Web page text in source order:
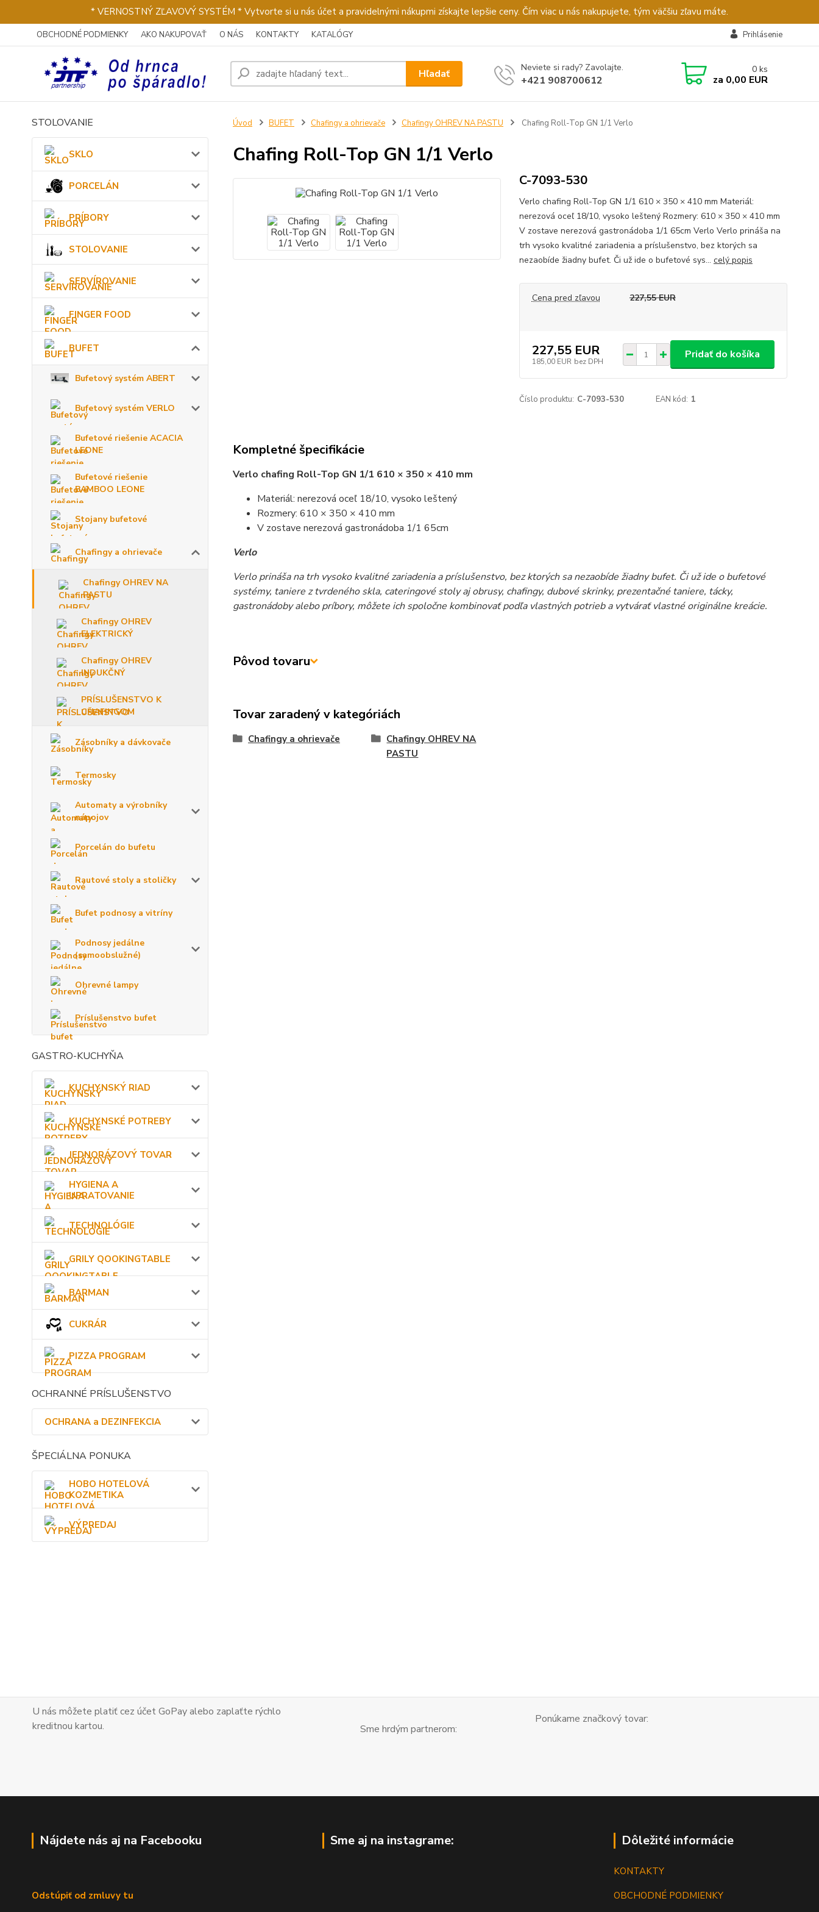
* VERNOSTNÝ ZĽAVOVÝ SYSTÉM * Vytvorte si u nás účet a pravidelnými nákupmi získajte lepšie ceny. Čím viac u nás nakupujete, tým väčšiu zľavu máte.
OBCHODNÉ PODMIENKY AKO NAKUPOVAŤ O NÁS KONTAKTY KATALÓGY Prihlásenie
Hľadať Neviete si rady? Zavolajte.
+421 908700612
0 ks
za 0,00 EUR
STOLOVANIE
SKLO
PORCELÁN
PRÍBORY
STOLOVANIE
SERVÍROVANIE
FINGER FOOD
BUFET
Bufetový systém ABERT
Bufetový systém VERLO
Bufetové riešenie ACACIA
LEONE
Bufetové riešenie
BAMBOO LEONE
Stojany bufetové
Chafingy a ohrievače
Chafingy OHREV NA
PASTU
Chafingy OHREV
ELEKTRICKÝ
Chafingy OHREV
INDUKČNÝ
PRÍSLUŠENSTVO K
CHAFINGOM
Zásobníky a dávkovače
Termosky
Automaty a výrobníky
nápojov
Porcelán do bufetu
Rautové stoly a stoličky
Bufet podnosy a vitríny
Podnosy jedálne
(samoobslužné)
Ohrevné lampy
Príslušenstvo bufet
GASTRO-KUCHYŇA
KUCHYNSKÝ RIAD
KUCHYNSKÉ POTREBY
JEDNORÁZOVÝ TOVAR
HYGIENA A
UPRATOVANIE
TECHNOLÓGIE
GRILY QOOKINGTABLE
BARMAN
CUKRÁR
PIZZA PROGRAM
OCHRANNÉ PRÍSLUŠENSTVO
OCHRANA a DEZINFEKCIA
ŠPECIÁLNA PONUKA
HOBO HOTELOVÁ
KOZMETIKA
VÝPREDAJ
Úvod BUFET Chafingy a ohrievače Chafingy OHREV NA PASTU Chafing Roll-Top GN 1/1 Verlo
Chafing Roll-Top GN 1/1 Verlo
C-7093-530
Verlo chafing Roll-Top GN 1/1 610 × 350 × 410 mm Materiál:
nerezová oceľ 18/10, vysoko leštený Rozmery: 610 × 350 × 410 mm
V zostave nerezová gastronádoba 1/1 65cm Verlo Verlo prináša na
trh vysoko kvalitné zariadenia a príslušenstvo, bez ktorých sa
nezaobíde žiadny bufet. Či už ide o bufetové sys... celý popis
Cena pred zľavou 227,55 EUR
227,55 EUR
185,00 EUR bez DPH
Pridať do košíka
Číslo produktu: C-7093-530 EAN kód: 1
Kompletné špecifikácie
Verlo chafing Roll-Top GN 1/1 610 × 350 × 410 mm
Materiál: nerezová oceľ 18/10, vysoko leštený
Rozmery: 610 × 350 × 410 mm
V zostave nerezová gastronádoba 1/1 65cm
Verlo
Verlo prináša na trh vysoko kvalitné zariadenia a príslušenstvo, bez ktorých sa nezaobíde žiadny bufet. Či už ide o bufetové
systémy, taniere z tvrdeného skla, cateringové stoly aj obrusy, chafingy, dubové skrinky, prezentačné taniere, tácky,
gastronádoby alebo príbory, môžete ich spoločne kombinovať podľa vlastných potrieb a vytvárať vlastné originálne kreácie.
Pôvod tovaru
Tovar zaradený v kategóriách
Chafingy a ohrievače
Chafingy OHREV NA
PASTU
U nás môžete platiť cez účet GoPay alebo zaplaťte rýchlo
kreditnou kartou.
Sme hrdým partnerom:
Ponúkame značkový tovar:
Nájdete nás aj na Facebooku
Odstúpiť od zmluvy tu
Sme aj na instagrame: Dôležité informácie
KONTAKTY
OBCHODNÉ PODMIENKY